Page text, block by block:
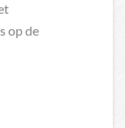
op de